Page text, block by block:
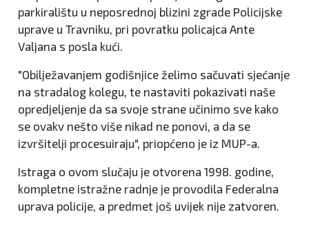
parkiralištu u neposrednoj blizini zgrade Policijske
uprave u Travniku, pri povratku policajca Ante
Valjana s posla kući.
"Obilježavanjem godišnjice želimo sačuvati sjećanje
na stradalog kolegu, te nastaviti pokazivati naše
opredjeljenje da sa svoje strane učinimo sve kako
se ovakv nešto više nikad ne ponovi, a da se
izvršitelji procesuiraju", priopćeno je iz MUP-a.
Istraga o ovom slučaju je otvorena 1998. godine,
kompletne istražne radnje je provodila Federalna
uprava policije, a predmet još uvijek nije zatvoren.